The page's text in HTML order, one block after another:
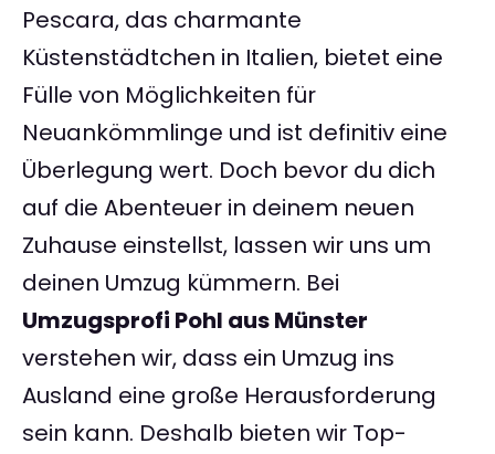
Pescara, das charmante
Küstenstädtchen in Italien, bietet eine
Fülle von Möglichkeiten für
Neuankömmlinge und ist definitiv eine
Überlegung wert. Doch bevor du dich
auf die Abenteuer in deinem neuen
Zuhause einstellst, lassen wir uns um
deinen Umzug kümmern. Bei
Umzugsprofi Pohl aus Münster
verstehen wir, dass ein Umzug ins
Ausland eine große Herausforderung
sein kann. Deshalb bieten wir Top-